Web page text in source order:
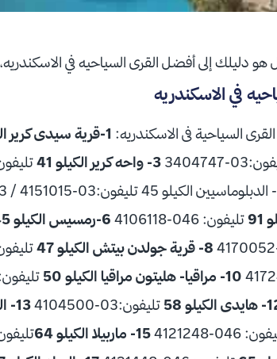
هو دليلك إلى أفضل القرى السياحيه في
في الاسكندريه
السياحية فى الاسكندريه: 1-قرية سيدى كرير الكيلو 33
3404747 3- واحه كرير الكيلو 41
تليفون: 046-4106118 6-رمسيس الكيلو 45
8- قرية جولدن بيتش الكيلو 47 تليفون: 03-
10- مراقيا- هليتون مراقيا الكيلو 50 تليفون: 03-
58 تليفون:03-4104500 13- المروة الكيلو 62
046-4121248 15- ماربيلا الكيلو 64 تليفون:046-4121309/ 046-